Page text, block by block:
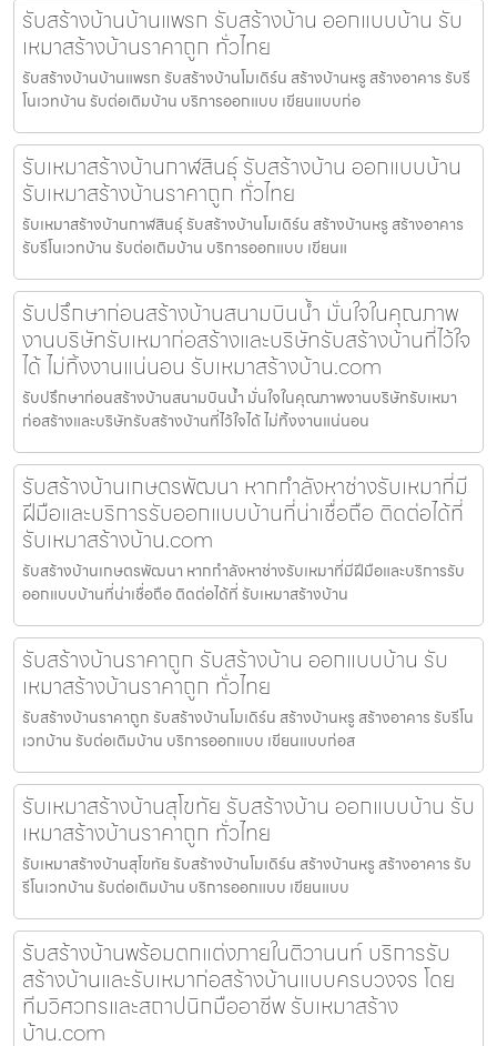
รับสร้างบ้านบ้านแพรก รับสร้างบ้าน ออกแบบบ้าน รับ
เหมาสร้างบ้านราคาถูก ทั่วไทย
รับสร้างบ้านบ้านแพรก รับสร้างบ้านโมเดิร์น สร้างบ้านหรู สร้างอาคาร รับรี
โนเวทบ้าน รับต่อเติมบ้าน บริการออกแบบ เขียนแบบก่อ
รับเหมาสร้างบ้านกาฬสินธุ์ รับสร้างบ้าน ออกแบบบ้าน
รับเหมาสร้างบ้านราคาถูก ทั่วไทย
รับเหมาสร้างบ้านกาฬสินธุ์ รับสร้างบ้านโมเดิร์น สร้างบ้านหรู สร้างอาคาร
รับรีโนเวทบ้าน รับต่อเติมบ้าน บริการออกแบบ เขียนแ
รับปรึกษาก่อนสร้างบ้านสนามบินน้ำ มั่นใจในคุณภาพ
งานบริษัทรับเหมาก่อสร้างและบริษัทรับสร้างบ้านที่ไว้ใจ
ได้ ไม่ทิ้งงานแน่นอน รับเหมาสร้างบ้าน.com
รับปรึกษาก่อนสร้างบ้านสนามบินน้ำ มั่นใจในคุณภาพงานบริษัทรับเหมา
ก่อสร้างและบริษัทรับสร้างบ้านที่ไว้ใจได้ ไม่ทิ้งงานแน่นอน
รับสร้างบ้านเกษตรพัฒนา หากกำลังหาช่างรับเหมาที่มี
ฝีมือและบริการรับออกแบบบ้านที่น่าเชื่อถือ ติดต่อได้ที่
รับเหมาสร้างบ้าน.com
รับสร้างบ้านเกษตรพัฒนา หากกำลังหาช่างรับเหมาที่มีฝีมือและบริการรับ
ออกแบบบ้านที่น่าเชื่อถือ ติดต่อได้ที่ รับเหมาสร้างบ้าน
รับสร้างบ้านราคาถูก รับสร้างบ้าน ออกแบบบ้าน รับ
เหมาสร้างบ้านราคาถูก ทั่วไทย
รับสร้างบ้านราคาถูก รับสร้างบ้านโมเดิร์น สร้างบ้านหรู สร้างอาคาร รับรีโน
เวทบ้าน รับต่อเติมบ้าน บริการออกแบบ เขียนแบบก่อส
รับเหมาสร้างบ้านสุโขทัย รับสร้างบ้าน ออกแบบบ้าน รับ
เหมาสร้างบ้านราคาถูก ทั่วไทย
รับเหมาสร้างบ้านสุโขทัย รับสร้างบ้านโมเดิร์น สร้างบ้านหรู สร้างอาคาร รับ
รีโนเวทบ้าน รับต่อเติมบ้าน บริการออกแบบ เขียนแบบ
รับสร้างบ้านพร้อมตกแต่งภายในติวานนท์ บริการรับ
สร้างบ้านและรับเหมาก่อสร้างบ้านแบบครบวงจร โดย
ทีมวิศวกรและสถาปนิกมืออาชีพ รับเหมาสร้าง
บ้าน.com